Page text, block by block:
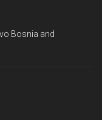
Bosnia and